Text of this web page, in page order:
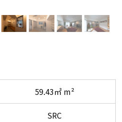
59.43㎡ m²
SRC